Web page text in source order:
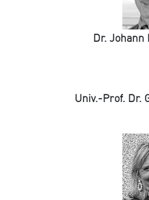
Dr.
Univ.-Prof. Dr.